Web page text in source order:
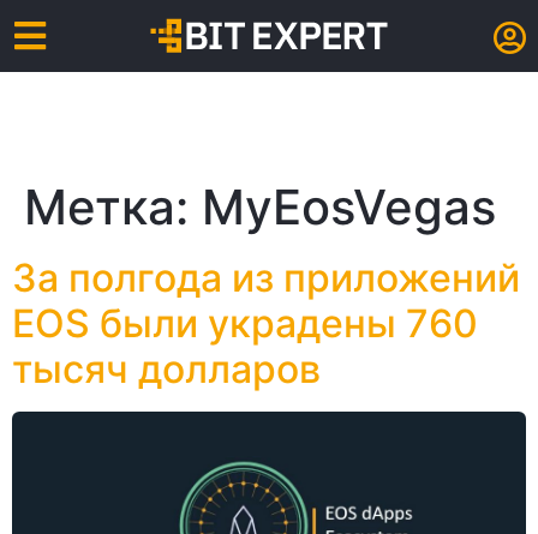
Метка: MyEosVegas
За полгода из приложений
EOS были украдены 760
тысяч долларов